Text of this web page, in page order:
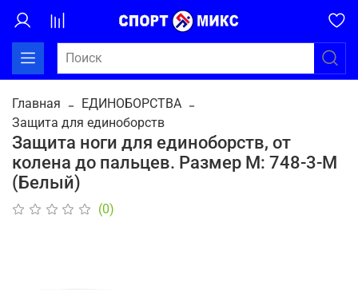
Главная
ЕДИНОБОРСТВА
Защита для единоборств
Защита ноги для единоборств, от
колена до пальцев. Размер M: 748-3-M
(Белый)
(0)